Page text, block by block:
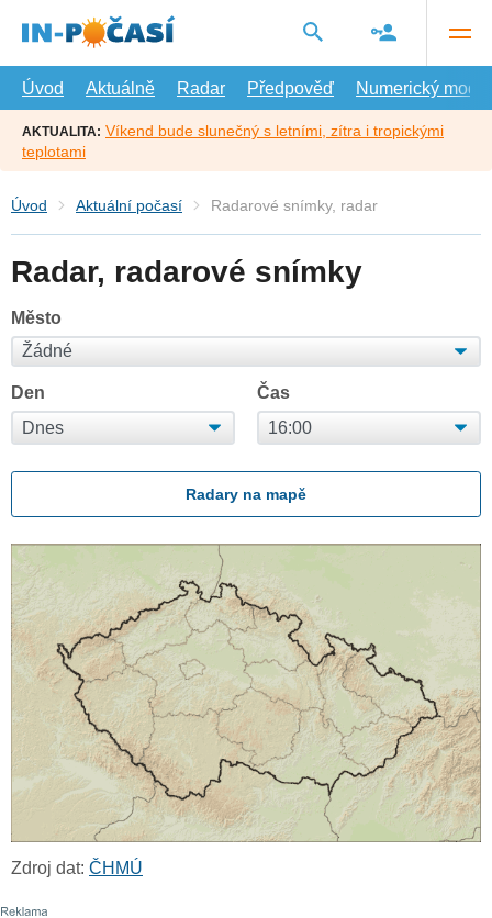
hlavní
Úvod
Aktuálně Radar Předpověď Numerický model
AKTUALITA: Víkend bude slunečný s letními, zítra i tropickými
teplotami
Úvod Aktuální počasí Radarové snímky, radar
Radar, radarové snímky
Město
Den Čas
Radary na mapě
Zdroj dat: ČHMÚ